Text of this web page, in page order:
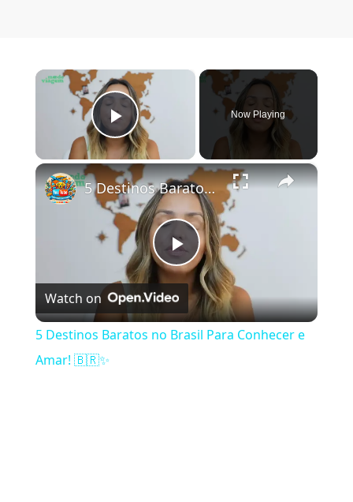
×
Play Video
Now Playing
×
Play Video
5 Destinos Baratos no Brasil Para Conhecer e Amar! 🇧🇷✨
Watch on
5 Destinos Baratos no Brasil Para Conhecer e
Amar! 🇧🇷✨